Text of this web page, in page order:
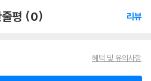
줄평 (0) 리뷰
혜택 및 유의사항